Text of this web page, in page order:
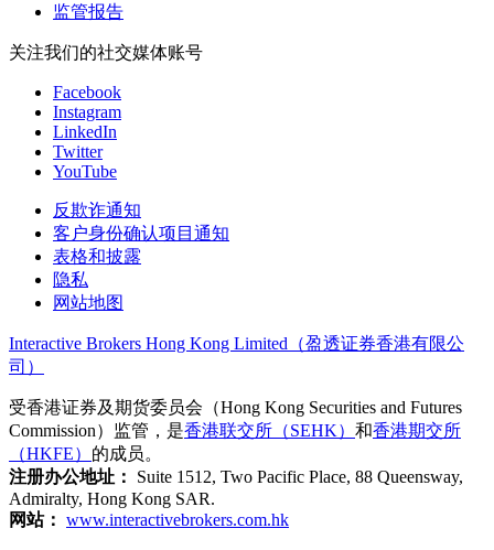
监管报告
关注我们的社交媒体账号
Facebook
Instagram
LinkedIn
Twitter
YouTube
反欺诈通知
客户身份确认项目通知
表格和披露
隐私
网站地图
Interactive Brokers Hong Kong Limited（盈透证券香港有限公
司）
受香港证券及期货委员会（Hong Kong Securities and Futures
Commission）监管，是香港联交所（SEHK） 和香港期交所
（HKFE） 的成员。
注册办公地址：
Suite 1512, Two Pacific Place, 88 Queensway,
Admiralty, Hong Kong SAR.
网站： www.interactivebrokers.com.hk